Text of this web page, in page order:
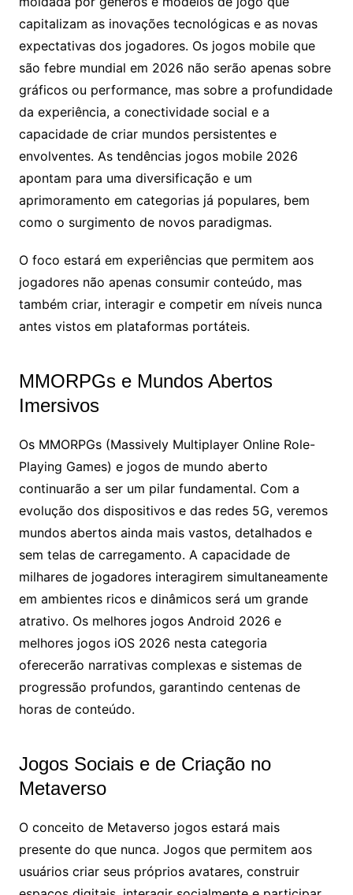
capitalizam as inovações tecnológicas e as novas
expectativas dos jogadores. Os jogos mobile que
são febre mundial em 2026 não serão apenas sobre
gráficos ou performance, mas sobre a profundidade
da experiência, a conectividade social e a
capacidade de criar mundos persistentes e
envolventes. As tendências jogos mobile 2026
apontam para uma diversificação e um
aprimoramento em categorias já populares, bem
como o surgimento de novos paradigmas.
O foco estará em experiências que permitem aos
jogadores não apenas consumir conteúdo, mas
também criar, interagir e competir em níveis nunca
antes vistos em plataformas portáteis.
MMORPGs e Mundos Abertos
Imersivos
Os MMORPGs (Massively Multiplayer Online Role-
Playing Games) e jogos de mundo aberto
continuarão a ser um pilar fundamental. Com a
evolução dos dispositivos e das redes 5G, veremos
mundos abertos ainda mais vastos, detalhados e
sem telas de carregamento. A capacidade de
milhares de jogadores interagirem simultaneamente
em ambientes ricos e dinâmicos será um grande
atrativo. Os melhores jogos Android 2026 e
melhores jogos iOS 2026 nesta categoria
oferecerão narrativas complexas e sistemas de
progressão profundos, garantindo centenas de
horas de conteúdo.
Jogos Sociais e de Criação no
Metaverso
O conceito de Metaverso jogos estará mais
presente do que nunca. Jogos que permitem aos
usuários criar seus próprios avatares, construir